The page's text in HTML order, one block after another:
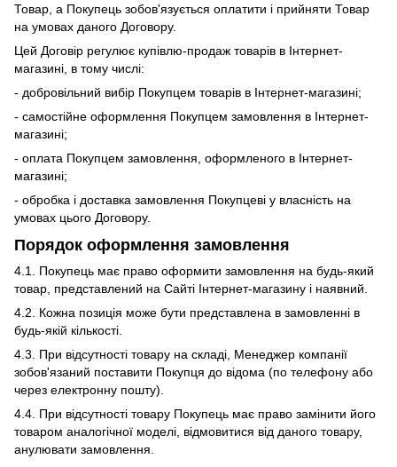
Товар, а Покупець зобов'язується оплатити і прийняти Товар
на умовах даного Договору.
Цей Договір регулює купівлю-продаж товарів в Інтернет-
магазині, в тому числі:
- добровільний вибір Покупцем товарів в Інтернет-магазині;
- самостійне оформлення Покупцем замовлення в Інтернет-
магазині;
- оплата Покупцем замовлення, оформленого в Інтернет-
магазині;
- обробка і доставка замовлення Покупцеві у власність на
умовах цього Договору.
Порядок оформлення замовлення
4.1. Покупець має право оформити замовлення на будь-який
товар, представлений на Сайті Інтернет-магазину і наявний.
4.2. Кожна позиція може бути представлена ​​в замовленні в
будь-якій кількості.
4.3. При відсутності товару на складі, Менеджер компанії
зобов'язаний поставити Покупця до відома (по телефону або
через електронну пошту).
4.4. При відсутності товару Покупець має право замінити його
товаром аналогічної моделі, відмовитися від даного товару,
анулювати замовлення.